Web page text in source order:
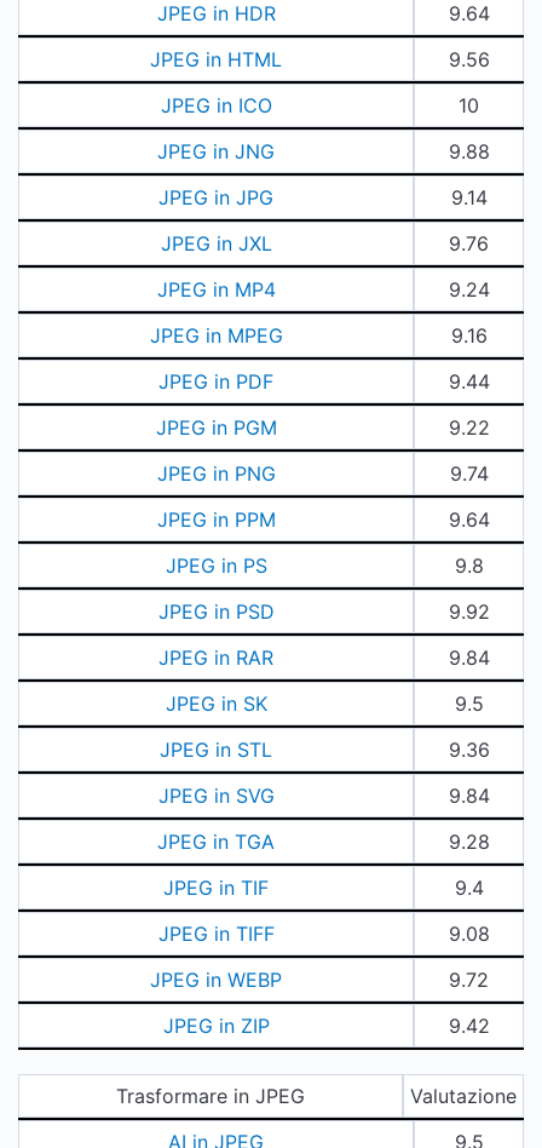
JPEG in HDR
9.64
JPEG in HTML
9.56
JPEG in ICO
10
JPEG in JNG
9.88
JPEG in JPG
9.14
JPEG in JXL
9.76
JPEG in MP4
9.24
JPEG in MPEG
9.16
JPEG in PDF
9.44
JPEG in PGM
9.22
JPEG in PNG
9.74
JPEG in PPM
9.64
JPEG in PS
9.8
JPEG in PSD
9.92
JPEG in RAR
9.84
JPEG in SK
9.5
JPEG in STL
9.36
JPEG in SVG
9.84
JPEG in TGA
9.28
JPEG in TIF
9.4
JPEG in TIFF
9.08
JPEG in WEBP
9.72
JPEG in ZIP
9.42
Trasformare in JPEG
Valutazione
AI in JPEG
9.5